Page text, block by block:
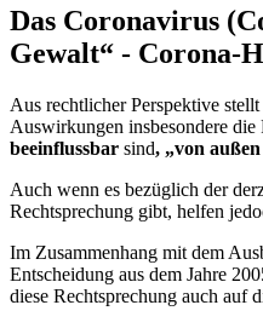
Das Coronavirus
Gewalt“ - Corona-
Aus rechtlicher Perspektive
Auswirkungen insbesondere
beeinflussbar sind, „von
Auch wenn es bezüglich der
Rechtsprechung gibt, helfen
Im Zusammenhang mit dem
Entscheidung aus dem Jahre
diese Rechtsprechung auch auf